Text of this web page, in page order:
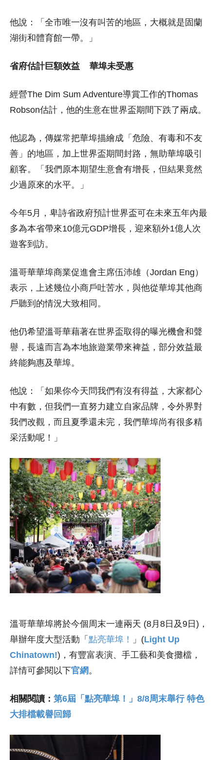
他說：「全市唯一沒有叫苦的地區，大概就是固蘭
湖街和體育館一帶。」
省府估計巨額效益 華埠未受惠
經營The Dim Sum Adventure導賞工作的Thomas
Robson估計，他的生意在世界盃期間下跌了兩成。
他認為，傳媒常把華埠描繪成「危險、有毒和不友
善」的地區，加上世界盃期間封路，無助華埠吸引
顧客。「我們原本期望生意會有增長，但結果竟然
少過原來的水平。」
今年5月，卑詩省政府預計世界盃可在未來五年內最
多為本省帶來10億元GDP增長，迎來額外1億人次
遊客到訪。
溫哥華華埠商業促進會主席伍沛雄（Jordan Eng）
表示，上述幾位小商戶吐苦水，與他從華埠其他商
戶聽到的情況大致相同。
他仍希望溫哥華藉著在世界盃取得的曝光機會和聲
譽，長遠而言為本地旅遊業帶來裨益，部分效益最
終能夠惠及華埠。
他說：「如果你今天問我們有沒有得益，大家都心
中有數，但我們一直努力建立自家品牌，令外界對
我們改觀，而且夏季還未完，我們華埠尚有很多精
采活動呢！」
溫哥華華埠將於今個周末一連兩天 (8月8日及9日)，
舉辦年度大型活動「 點亮華埠！ 」(Light Up
Chinatown!)，有豐富表演、手工藝和美食攤檔，
詳情可參閱以下官網。
相關閱讀： 第6屆「點亮華埠！」8/8周末舉行 特色
大排檔載譽回歸